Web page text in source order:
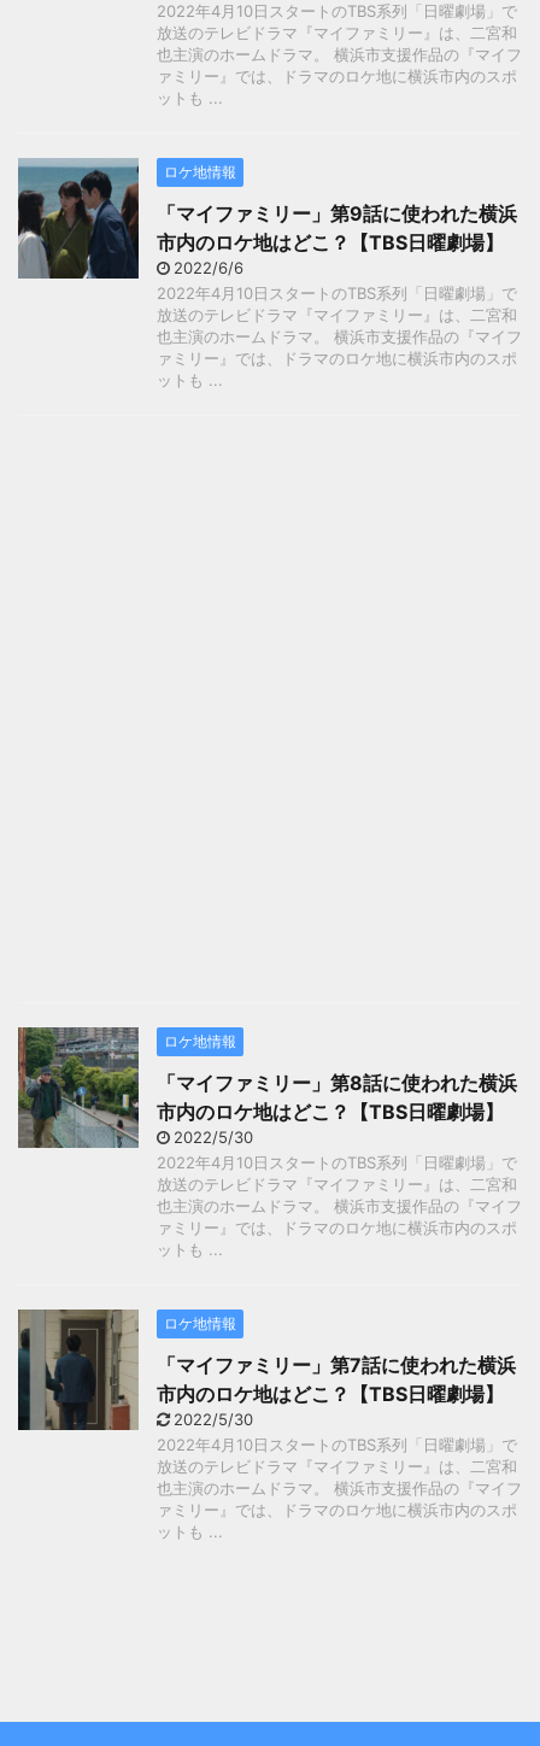
2022年4月10日スタートのTBS系列「日曜劇場」で
放送のテレビドラマ『マイファミリー』は、二宮和
也主演のホームドラマ。 横浜市支援作品の『マイフ
ァミリー』では、ドラマのロケ地に横浜市内のスポ
ットも ...
ロケ地情報
「マイファミリー」第9話に使われた横浜
市内のロケ地はどこ？【TBS日曜劇場】
2022/6/6
2022年4月10日スタートのTBS系列「日曜劇場」で
放送のテレビドラマ『マイファミリー』は、二宮和
也主演のホームドラマ。 横浜市支援作品の『マイフ
ァミリー』では、ドラマのロケ地に横浜市内のスポ
ットも ...
ロケ地情報
「マイファミリー」第8話に使われた横浜
市内のロケ地はどこ？【TBS日曜劇場】
2022/5/30
2022年4月10日スタートのTBS系列「日曜劇場」で
放送のテレビドラマ『マイファミリー』は、二宮和
也主演のホームドラマ。 横浜市支援作品の『マイフ
ァミリー』では、ドラマのロケ地に横浜市内のスポ
ットも ...
ロケ地情報
「マイファミリー」第7話に使われた横浜
市内のロケ地はどこ？【TBS日曜劇場】
2022/5/30
2022年4月10日スタートのTBS系列「日曜劇場」で
放送のテレビドラマ『マイファミリー』は、二宮和
也主演のホームドラマ。 横浜市支援作品の『マイフ
ァミリー』では、ドラマのロケ地に横浜市内のスポ
ットも ...